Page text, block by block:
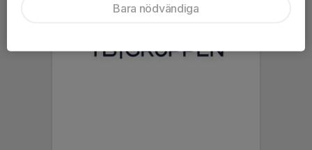
Bara nödvändiga